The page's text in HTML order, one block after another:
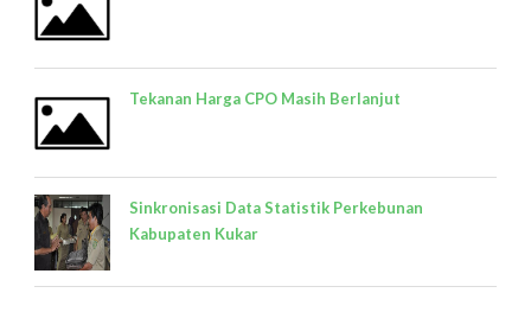
Tekanan Harga CPO Masih Berlanjut
Sinkronisasi Data Statistik Perkebunan
Kabupaten Kukar